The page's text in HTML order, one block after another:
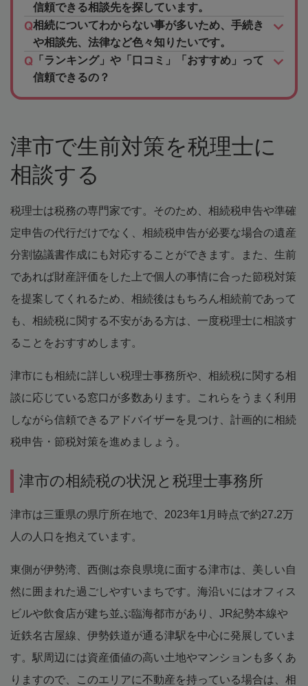
信頼できる相談先を探しています。
相続についてわからない事が多いため、手続き
や相談先、法律など色々知りたいです。
「ランキング」や「口コミ」「おすすめ」って
信頼できるの？
津市で生前対策を税理士に
相談する
税理士は税務の専門家です。そのため、相続税申告や準確
定申告の代行だけでなく、相続税申告が必要な場合の遺産
分割協議書作成にも対応することができます。また、生前
であれば財産評価をした上で個人の事情に合った節税対策
を提案してくれるため、相続後はもちろん相続前であって
も、相続税に関する不安がある方は、一度税理士に相談す
ることをおすすめします。
津市にも相続に詳しい税理士事務所や、相続税に関する相
談に応じている窓口が多数あります。これらをうまく利用
しながら信頼できるアドバイザーを見つけ、計画的に相続
税申告・節税対策を進めましょう。
津市の相続税の状況と税理士事務所
津市は三重県の県庁所在地で、2023年1月時点で約27.2万
人の人口を抱えています。
東側が伊勢湾、西側は奈良県境に面する津市は、美しい自
然に囲まれた過ごしやすいまちです。海沿いにはオフィス
ビルや飲食店が建ち並ぶ臨海都市があり、JR紀勢本線や
近鉄名古屋線、伊勢鉄道が通る津駅を中心に発展していま
す。駅周辺には資産価値の高い土地やマンションも多くあ
りますので、このエリアに不動産を持っている場合は、相